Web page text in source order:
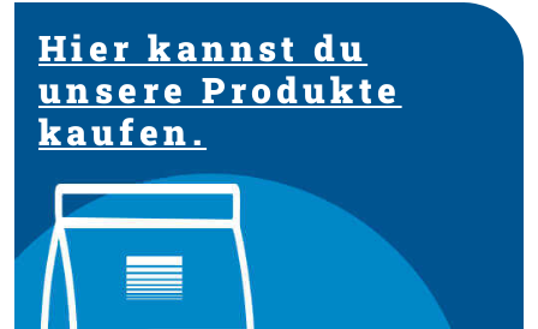
Hier kannst du
unsere Produkte
kaufen.